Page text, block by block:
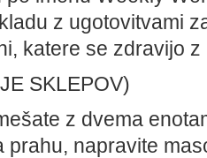
z ugotovitvami
katere se zdravijo
SKLEPOV)
z dvema
prahu, napravite